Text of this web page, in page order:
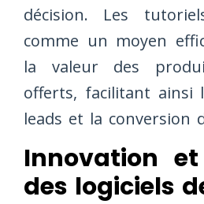
décision. Les
comme un moyen
la valeur des
offerts, facilitant ainsi
leads et la conversion
Innovation
des logiciels